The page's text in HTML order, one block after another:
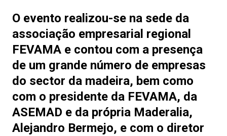
O evento realizou-se na sede da
associação empresarial regional
FEVAMA e contou com a presença
de um grande número de empresas
do sector da madeira, bem como
com o presidente da FEVAMA, da
ASEMAD e da própria Maderalia,
Alejandro Bermejo, e com o diretor